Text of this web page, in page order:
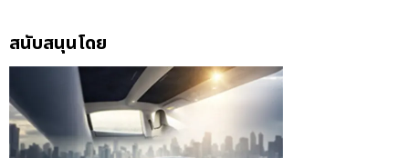
สนับสนุนโดย